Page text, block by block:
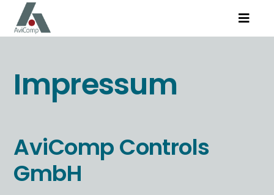
Zum
Inhalt
Toggle
Produkte
AviComp
Karriere
Impressum
AviComp Controls
GmbH